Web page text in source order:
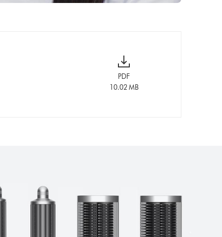
PDF
10.02 MB